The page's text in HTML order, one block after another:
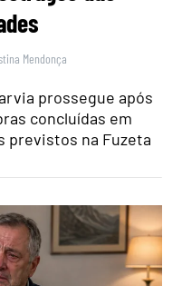
Mendonça
prossegue após
concluídas em
previstos na Fuzeta